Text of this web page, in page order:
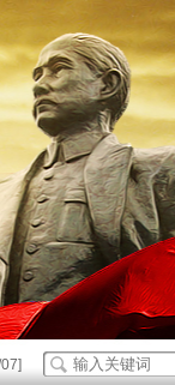
孙中山与章太炎的交往